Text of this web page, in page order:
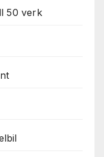
50 verk